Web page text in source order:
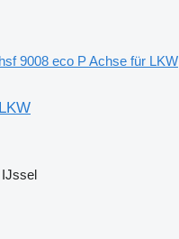
9008 eco P Achse für LKW
IJssel